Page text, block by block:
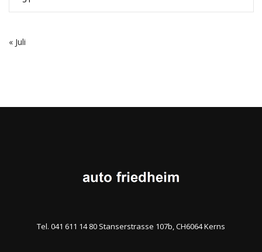
« Juli
Tel. 041 611 14 80 Stanserstrasse 107b, CH6064 Kerns